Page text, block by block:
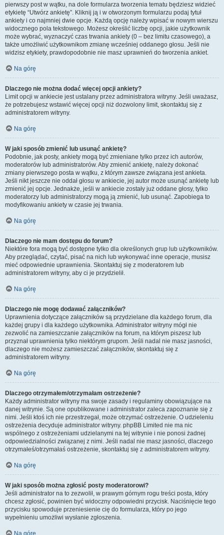
pierwszy post w wątku, na dole formularza tworzenia tematu będziesz widzieć
etykietę “Utwórz ankietę”. Kliknij ją i w otworzonym formularzu podaj tytuł
ankiety i co najmniej dwie opcje. Każdą opcję należy wpisać w nowym wierszu
widocznego pola tekstowego. Możesz określić liczbę opcji, jakie użytkownik
może wybrać, wyznaczyć czas trwania ankiety (0 – bez limitu czasowego), a
także umożliwić użytkownikom zmianę wcześniej oddanego głosu. Jeśli nie
widzisz etykiety, prawdopodobnie nie masz uprawnień do tworzenia ankiet.
Na górę
Dlaczego nie można dodać więcej opcji ankiety?
Limit opcji w ankiecie jest ustalany przez administratora witryny. Jeśli uważasz,
że potrzebujesz wstawić więcej opcji niż dozwolony limit, skontaktuj się z
administratorem witryny.
Na górę
W jaki sposób zmienić lub usunąć ankietę?
Podobnie, jak posty, ankiety mogą być zmieniane tylko przez ich autorów,
moderatorów lub administratorów. Aby zmienić ankietę, należy dokonać
zmiany pierwszego posta w wątku, z którym zawsze związana jest ankieta.
Jeśli nikt jeszcze nie oddał głosu w ankiecie, jej autor może usunąć ankietę lub
zmienić jej opcje. Jednakże, jeśli w ankiecie zostały już oddane głosy, tylko
moderatorzy lub administratorzy mogą ją zmienić, lub usunąć. Zapobiega to
modyfikowaniu ankiety w czasie jej trwania.
Na górę
Dlaczego nie mam dostępu do forum?
Niektóre fora mogą być dostępne tylko dla określonych grup lub użytkowników.
Aby przeglądać, czytać, pisać na nich lub wykonywać inne operacje, musisz
mieć odpowiednie uprawnienia. Skontaktuj się z moderatorem lub
administratorem witryny, aby ci je przydzielił.
Na górę
Dlaczego nie mogę dodawać załączników?
Uprawnienia dotyczące załączników są przydzielane dla każdego forum, dla
każdej grupy i dla każdego użytkownika. Administrator witryny mógł nie
zezwolić na zamieszczanie załączników na forum, na którym piszesz lub
przyznał uprawnienia tylko niektórym grupom. Jeśli nadal nie masz jasności,
dlaczego nie możesz zamieszczać załączników, skontaktuj się z
administratorem witryny.
Na górę
Dlaczego otrzymałem/otrzymałam ostrzeżenie?
Każdy administrator witryny ma swoje zasady i regulaminy obowiązujące na
danej witrynie. Są one opublikowane i administrator zaleca zapoznanie się z
nimi. Jeśli ktoś ich nie przestrzegał, może otrzymać ostrzeżenie. O udzieleniu
ostrzeżenia decyduje administrator witryny. phpBB Limited nie ma nic
wspólnego z ostrzeżeniami udzielanymi na tej witrynie i nie ponosi żadnej
odpowiedzialności związanej z nimi. Jeśli nadal nie masz jasności, dlaczego
otrzymałeś/otrzymałaś ostrzeżenie, skontaktuj się z administratorem witryny.
Na górę
W jaki sposób można zgłosić posty moderatorowi?
Jeśli administrator na to zezwolił, w prawym górnym rogu treści posta, który
chcesz zgłosić, powinien być widoczny odpowiedni przycisk. Naciśnięcie tego
przycisku spowoduje przeniesienie cię do formularza, który po jego
wypełnieniu umożliwi wysłanie zgłoszenia.
Na górę